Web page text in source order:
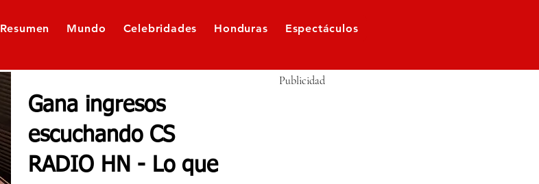
Resumen Mundo Celebridades Honduras Espectáculos
Gana ingresos
escuchando CS
RADIO HN - Lo que
Publicidad